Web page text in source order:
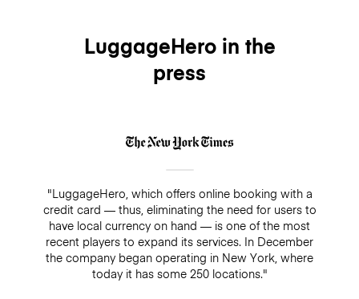
LuggageHero in the
press
"LuggageHero, which offers online booking with a
credit card — thus, eliminating the need for users to
have local currency on hand — is one of the most
recent players to expand its services. In December
the company began operating in New York, where
today it has some 250 locations."